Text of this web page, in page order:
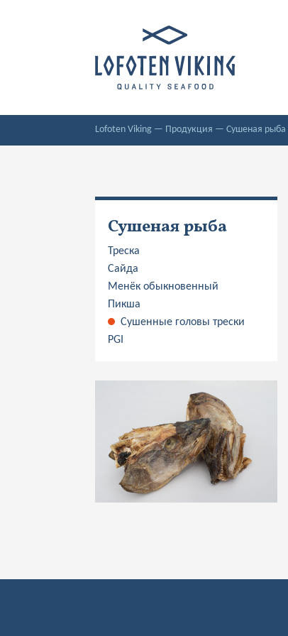
Lofoten Viking — Продукция —Сушеная рыба
Сушеная рыба
Треска
Сайда
Менёк обыкновенный
Пикша
Сушенные головы трески
PGI